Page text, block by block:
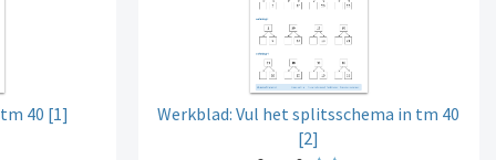
40 [1]
Werkblad: Vul het splitsschema in tm 40
[2]